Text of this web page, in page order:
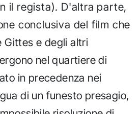
il regista). D'altra parte,
conclusiva del film che
Gittes e degli altri
nel quartiere di
in precedenza nei
di un funesto presagio,